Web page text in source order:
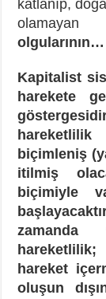
katlanıp,
olgularının…
Kapitalist
harekete
biçimleniş
itilmiş
biçimiyle
zamanda
hareket
oluşun